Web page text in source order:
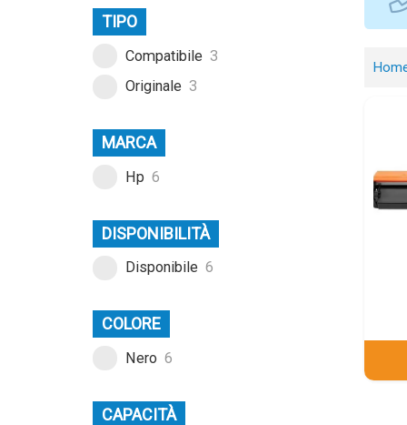
TIPO
Compatibile 3
Originale 3
MARCA
Hp 6
DISPONIBILITÀ
Disponibile 6
COLORE
Nero 6
CAPACITÀ